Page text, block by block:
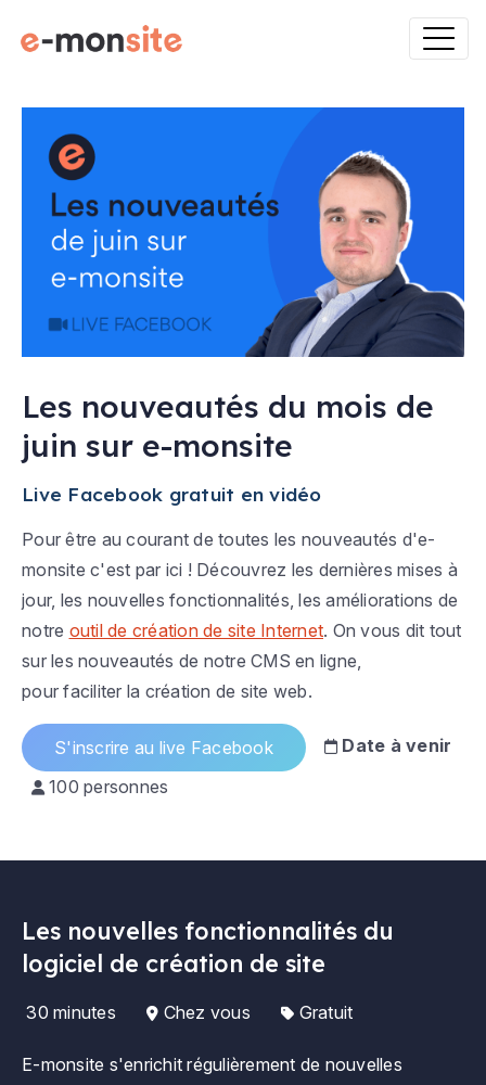
Les nouveautés du mois de
juin sur e-monsite
Live Facebook gratuit en vidéo
Pour être au courant de toutes les nouveautés d'e-
monsite c'est par ici ! Découvrez les dernières mises à
jour, les nouvelles fonctionnalités, les améliorations de
notre outil de création de site Internet. On vous dit tout
sur les nouveautés de notre CMS en ligne,
pour faciliter la création de site web.
S'inscrire au live Facebook
Date à venir
100 personnes
Les nouvelles fonctionnalités du
logiciel de création de site
30 minutes Chez vous Gratuit
E-monsite s'enrichit régulièrement de nouvelles